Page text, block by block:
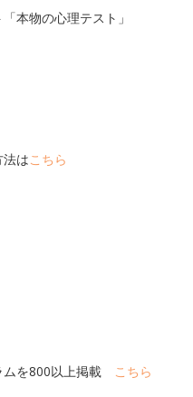
本物の心理テスト」
はこちら
ムを800以上掲載 こちら